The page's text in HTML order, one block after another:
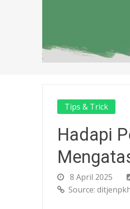
Tips & Trick
Hadapi
8 April 2025
Source: